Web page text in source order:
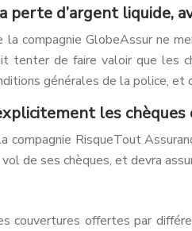
perte d’argent liquide,
la compagnie GlobeAssur ne
tenter de faire valoir que les
générales de la police, et
les chèques
compagnie RisqueTout
de ses chèques, et devra
couvertures offertes par